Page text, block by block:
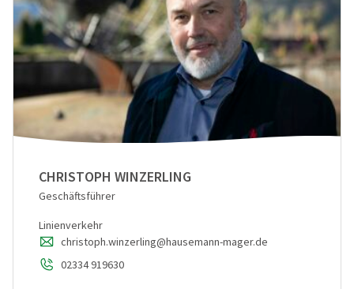
CHRISTOPH WINZERLING
Geschäftsführer
Linienverkehr
christoph.winzerling@hausemann-mager.de
02334 919630